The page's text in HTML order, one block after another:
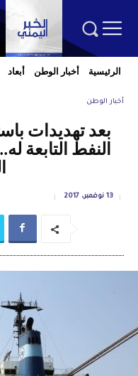
الرئيسية أخبار الوطن أبعاد
أخبار الوطن
بعد تهديدات
النفط التابعة
13 نوفمبر، 2017